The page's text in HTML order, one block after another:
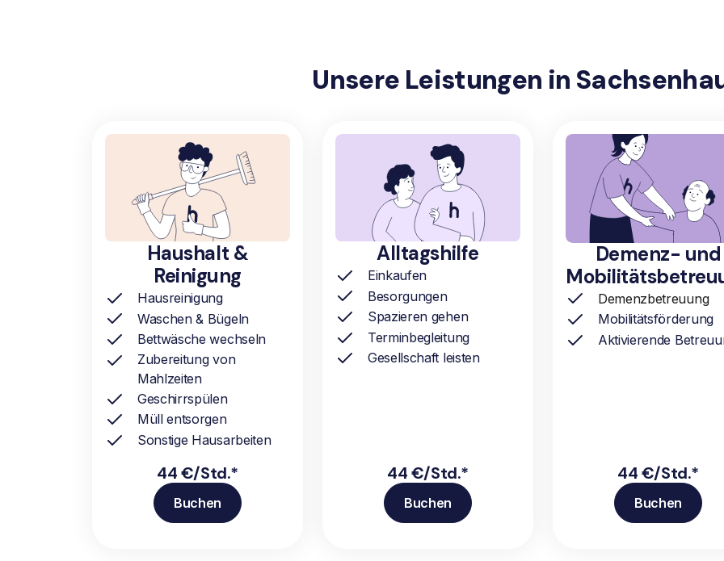
Unsere Leistungen in
Haushalt &
Reinigung
Hausreinigung
Waschen & Bügeln
Bettwäsche wechseln
Zubereitung von
Mahlzeiten
Geschirrspülen
Müll entsorgen
Sonstige Hausarbeiten
44 €/Std.*
Buchen
Alltagshilfe
Einkaufen
Besorgungen
Spazieren gehen
Terminbegleitung
Gesellschaft leisten
44 €/Std.*
Buchen
Demenz- und
Demenzbetreuung
Mobilitätsförderung
Aktivierende
44 €/Std.*
Buchen